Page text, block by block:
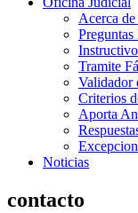
Acerca
Preguntas
Tramite
Validador
Criterios
Aporta
Noticias
contacto